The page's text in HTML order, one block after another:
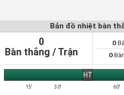
Bản đồ nhiệt bàn
0
Bàn thắng / Trận
0
0
15' 30'
HT
60'